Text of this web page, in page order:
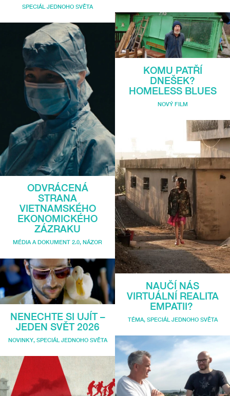
SPECIÁL JEDNOHO SVĚTA
ODVRÁCENÁ
STRANA
VIETNAMSKÉHO
EKONOMICKÉHO
ZÁZRAKU
MÉDIA A DOKUMENT 2.0, NÁZOR
NENECHTE SI UJÍT –
JEDEN SVĚT 2026
NOVINKY, SPECIÁL JEDNOHO SVĚTA
KOMU PATŘÍ
DNEŠEK?
HOMELESS BLUES
NOVÝ FILM
NAUČÍ NÁS
VIRTUÁLNÍ REALITA
EMPATII?
TÉMA, SPECIÁL JEDNOHO SVĚTA